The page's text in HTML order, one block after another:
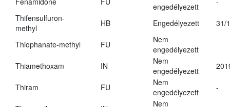
engedélyezett
Thifensulfuron-
methyl
HB Engedélyezett 31/
Thiophanate-methyl FU
Nem
engedélyezett
Thiamethoxam
IN
Nem
engedélyezett
Thiram FU
Nem
engedélyezett
-
Nem